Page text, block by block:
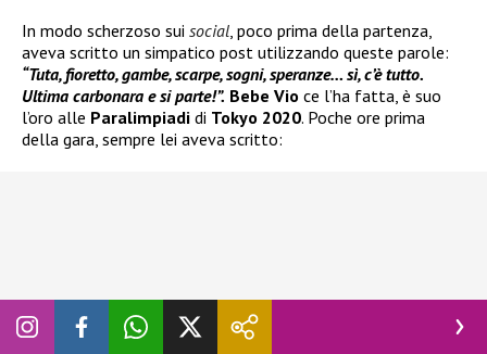
In modo scherzoso sui social, poco prima della partenza,
aveva scritto un simpatico post utilizzando queste parole:
“Tuta, fioretto, gambe, scarpe, sogni, speranze… sì, c’è tutto.
Ultima carbonara e si parte!”. Bebe Vio ce l’ha fatta, è suo
l’oro alle Paralimpiadi di Tokyo 2020. Poche ore prima
della gara, sempre lei aveva scritto: